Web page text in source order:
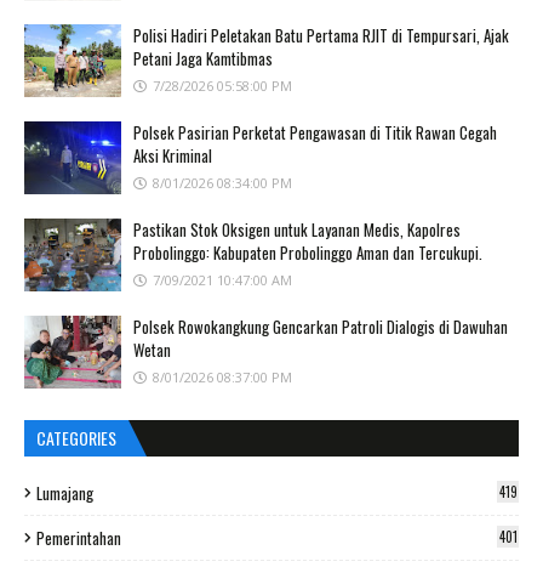
Polisi Hadiri Peletakan Batu Pertama RJIT di Tempursari, Ajak
Petani Jaga Kamtibmas
7/28/2026 05:58:00 PM
Polsek Pasirian Perketat Pengawasan di Titik Rawan Cegah
Aksi Kriminal
8/01/2026 08:34:00 PM
Pastikan Stok Oksigen untuk Layanan Medis, Kapolres
Probolinggo: Kabupaten Probolinggo Aman dan Tercukupi.
7/09/2021 10:47:00 AM
Polsek Rowokangkung Gencarkan Patroli Dialogis di Dawuhan
Wetan
8/01/2026 08:37:00 PM
CATEGORIES
Lumajang 419
Pemerintahan 401